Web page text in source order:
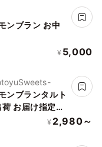
ンブラン お中
¥ 5,000
ンブランタルト
お届け指定可
ケーキ お中元
¥ 2,980～